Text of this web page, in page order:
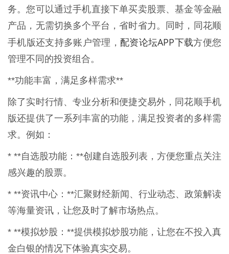
务。您可以通过手机直接下单买卖股票、基金等金融
产品，无需切换多个平台，省时省力。同时，同花顺
手机版还支持多账户管理， 配资论坛APP下载方便您
管理不同的投资组合。
**功能丰富，满足多样需求**
除了实时行情、专业分析和便捷交易外，同花顺手机
版还提供了一系列丰富的功能，满足投资者的多样需
求。例如：
* **自选股功能：**创建自选股列表，方便您重点关注
感兴趣的股票。
* **资讯中心：**汇聚财经新闻、行业动态、政策解读
等海量资讯，让您及时了解市场热点。
* **模拟炒股：**提供模拟炒股功能，让您在不投入真
金白银的情况下体验真实交易。